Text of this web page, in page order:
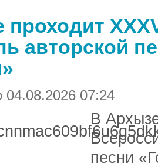
авторской
04.08.2026 07:24
В
песни